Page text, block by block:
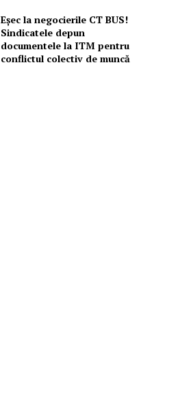
Eșec la negocierile CT BUS!
Sindicatele depun
documentele la ITM pentru
conflictul colectiv de muncă